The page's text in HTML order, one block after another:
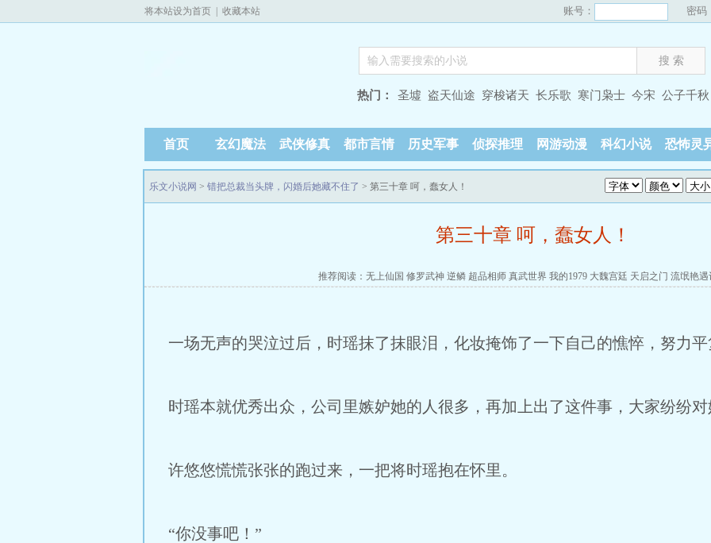
将本站设为首页 收藏本站 账号： 密码
热门： 圣墟 盗天仙途 穿梭诸天 长乐歌 寒门枭士 今宋 公子千秋
首页 玄幻魔法 武侠修真 都市言情 历史军事 侦探推理 网游动漫 科幻小说 恐怖灵
乐文小说网 > 错把总裁当头牌，闪婚后她藏不住了 > 第三十章 呵，蠢女人！
第三十章 呵，蠢女人！
推荐阅读： 无上仙国 修罗武神 逆鳞 超品相师 真武世界 我的1979 大魏宫廷 天启之门 流氓艳遇
一场无声的哭泣过后，时瑶抹了抹眼泪，化妆掩饰了一下自己的憔悴，努力
时瑶本就优秀出众，公司里嫉妒她的人很多，再加上出了这件事，大家纷纷
许悠悠慌慌张张的跑过来，一把将时瑶抱在怀里。
“你没事吧！”